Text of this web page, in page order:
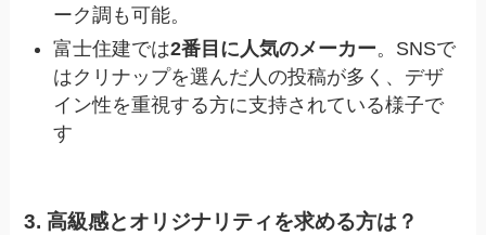
ーク調も可能。
富士住建では2番目に人気のメーカー。SNSで
はクリナップを選んだ人の投稿が多く、デザ
イン性を重視する方に支持されている様子で
す
3. 高級感とオリジナリティを求める方は？